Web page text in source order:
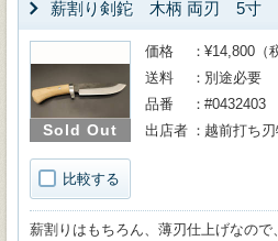
薪割り剣鉈 木柄 両刃 5寸
Sold Out
比較する
価格
¥14,800（
送料
別途必要
品番
#0432403
出店者
越前打ち
薪割りはもちろん、薄刃仕上げなの